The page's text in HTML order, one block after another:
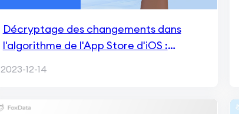
Décryptage des changements dans
l'algorithme de l'App Store d'iOS :
2023-12-14